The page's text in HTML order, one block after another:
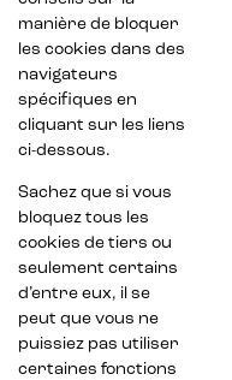
manière de bloquer
les cookies dans des
navigateurs
spécifiques en
cliquant sur les liens
ci-dessous.
Sachez que si vous
bloquez tous les
cookies de tiers ou
seulement certains
d’entre eux, il se
peut que vous ne
puissiez pas utiliser
certaines fonctions